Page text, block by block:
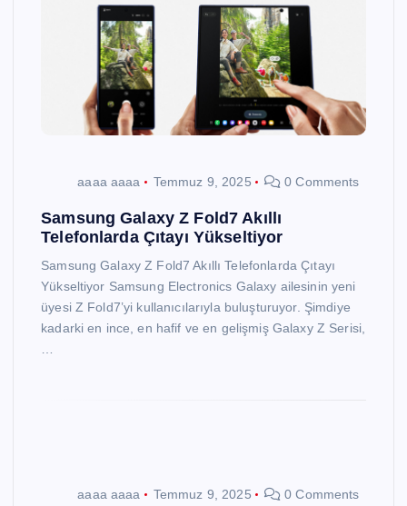
aaaa aaaa Temmuz 9, 2025 0 Comments
Samsung Galaxy Z Fold7 Akıllı
Telefonlarda Çıtayı Yükseltiyor
Samsung Galaxy Z Fold7 Akıllı Telefonlarda Çıtayı
Yükseltiyor Samsung Electronics Galaxy ailesinin yeni
üyesi Z Fold7’yi kullanıcılarıyla buluşturuyor. Şimdiye
kadarki en ince, en hafif ve en gelişmiş Galaxy Z Serisi,
aaaa aaaa Temmuz 9, 2025 0 Comments